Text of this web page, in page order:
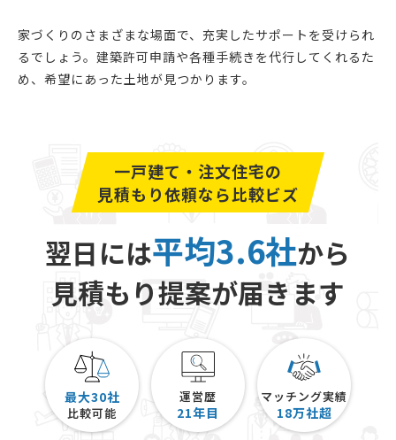
家づくりのさまざまな場面で、充実したサポートを受けられ
るでしょう。建築許可申請や各種手続きを代行してくれるた
め、希望にあった土地が見つかります。
一戸建て・注文住宅の
見積もり依頼なら比較ビズ
翌日には平均3.6社から
見積もり提案が届きます
最大30社
比較可能
運営歴
21年目
マッチング実績
18万社超